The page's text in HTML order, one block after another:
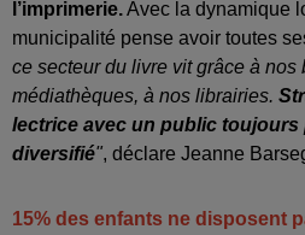
l’imprimerie.Avec la dynamique
municipalité pense avoir toutes
ce secteur du livre vit grâce à
médiathèques, à nos librairies.
lectrice avec un public toujours
diversifié", déclare Jeanne
15% des enfants ne disposent